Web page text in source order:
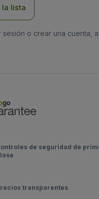
la lista
sesión o crear una cuenta,
de seguridad de
transparentes